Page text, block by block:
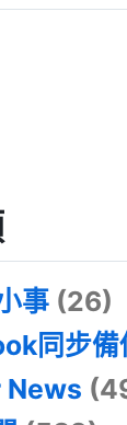
事 (26)
同步備
News